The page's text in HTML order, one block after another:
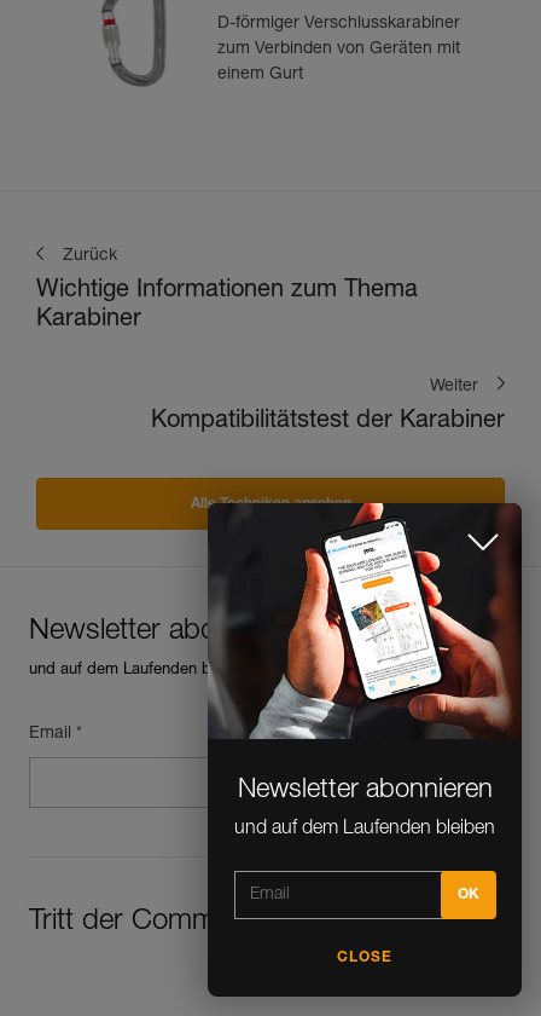
D-förmiger Verschlusskarabiner
zum Verbinden von Geräten mit
einem Gurt
Zurück
Wichtige Informationen zum Thema
Karabiner
Weiter
Kompatibilitätstest der Karabiner
Alle Techniken ansehen
Newsletter abonnieren
und auf dem Laufenden bleiben
CLOSE
Newsletter abonnieren
und auf dem Laufenden bleiben
Email *
Tritt der Community bei!